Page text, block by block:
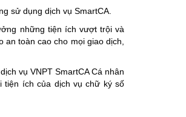
sử dụng dịch vụ SmartCA.
những tiện ích vượt trội và
an toàn cao cho mọi giao dịch,
vụ VNPT SmartCA Cá nhân
tiện ích của dịch vụ chữ ký số